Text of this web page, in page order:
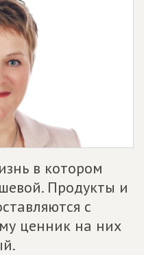
в котором
Продукты и
с
ценник на них